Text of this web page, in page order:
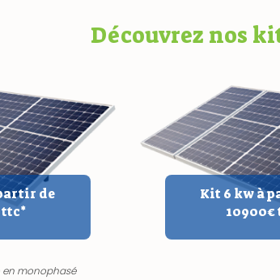
Découvrez nos
de
ttc*
Kit 6 kw à
10900€
en monophasé